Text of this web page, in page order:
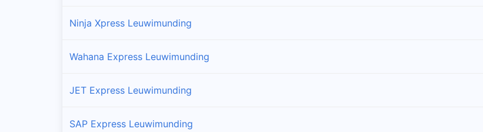
Ninja Xpress Leuwimunding
Wahana Express Leuwimunding
JET Express Leuwimunding
SAP Express Leuwimunding